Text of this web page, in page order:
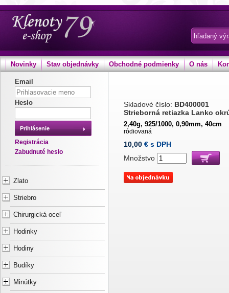
Novinky Stav objednávky Obchodné podmienky O nás
Email
Heslo
Prihlásenie
Registrácia
Zabudnuté heslo
Zlato
Striebro
Chirurgická oceľ
Hodinky
Hodiny
Budíky
Minútky
Skladové číslo: BD400001
Strieborná retiazka Lanko
2,40g, 925/1000, 0,90mm, 40cm
ródiovaná
10,00 € s DPH
Množstvo